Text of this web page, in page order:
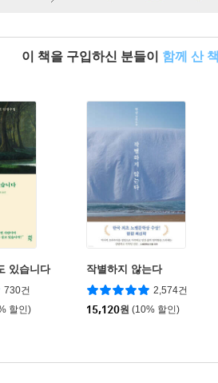
이 책을 구입하신 분들이 함께 산 책
있습니다
730건
할인)
작별하지 않는다
2,574건
15,120원 (10% 할인)